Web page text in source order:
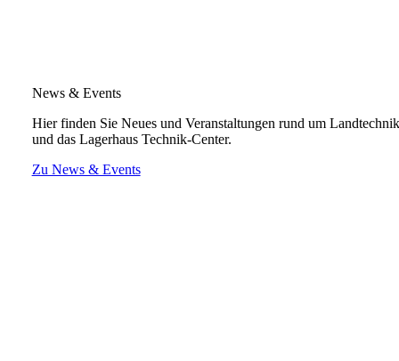
News & Events
Hier finden Sie Neues und Veranstaltungen rund um Landtechnik
und das Lagerhaus Technik-Center.
Zu News & Events